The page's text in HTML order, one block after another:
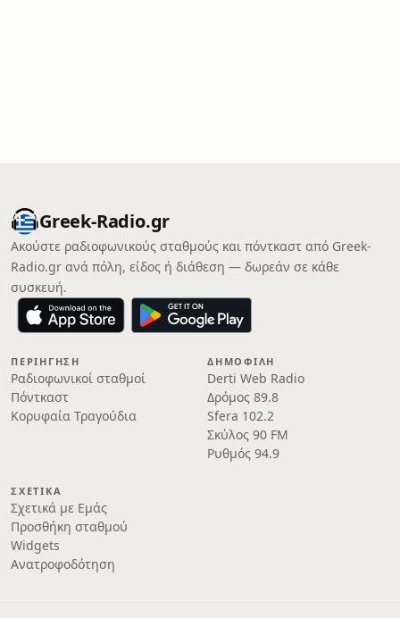
Greek-Radio.gr
Ακούστε ραδιοφωνικούς σταθμούς και πόντκαστ από Greek-
Radio.gr ανά πόλη, είδος ή διάθεση — δωρεάν σε κάθε
συσκευή.
ΠΕΡΙΉΓΗΣΗ
Ραδιοφωνικοί σταθμοί
Πόντκαστ
Κορυφαία Τραγούδια
ΔΗΜΟΦΙΛΉ
Derti Web Radio
Δρόμος 89.8
Sfera 102.2
Σκύλος 90 FM
Ρυθμός 94.9
ΣΧΕΤΙΚΆ
Σχετικά με Εμάς
Προσθήκη σταθμού
Widgets
Ανατροφοδότηση